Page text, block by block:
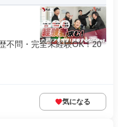
不問・完全未経験OK！20
気になる